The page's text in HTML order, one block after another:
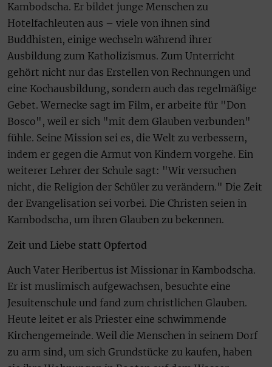
Kambodscha. Er bildet junge Menschen zu
Hotelfachleuten aus – viele von ihnen sind
Buddhisten, einige wechseln während ihrer
Ausbildung zum Katholizismus. Zum Unterricht
gehört nicht nur das Erstellen von Rechnungen und
eine Kochausbildung, sondern auch das regelmäßige
Gebet. Wernecke sagt im Film, er arbeite für "Don
Bosco", weil er sich "mit dem Glauben verbunden"
fühle. Seine Mission sei es, die Welt zu verbessern,
indem er gegen die Armut von Kindern vorgehe. Ein
weiterer Lehrer der Schule sagt: "Wir versuchen
nicht, die Religion der Schüler zu verändern." Die Zeit
der Evangelisation sei vorbei. Die Christen seien in
Kambodscha, um ihren Glauben zu bekennen.
Zeit und Liebe statt Opfertod
Auch Vater Heribertus ist Missionar in Kambodscha.
Er ist muslimisch aufgewachsen, besuchte eine
Jesuitenschule und fand zum christlichen Glauben.
Heute leitet er als Priester eine schwimmende
Kirchengemeinde. Weil die Menschen in seinem Dorf
zu arm sind, um sich Grundstücke zu kaufen, haben